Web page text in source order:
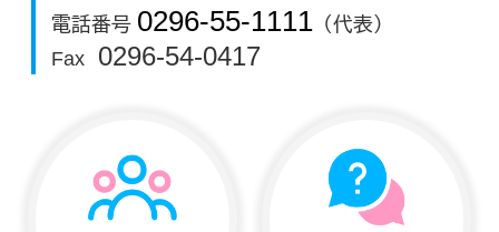
電話番号 0296-55-1111 （代表）
Fax
0296-54-0417